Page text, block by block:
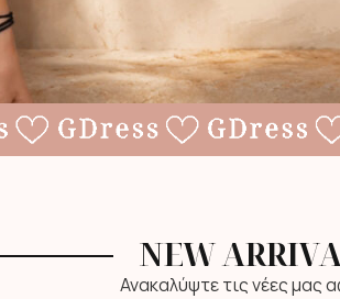
NEW
Ανακαλύψτε τις νέες μας